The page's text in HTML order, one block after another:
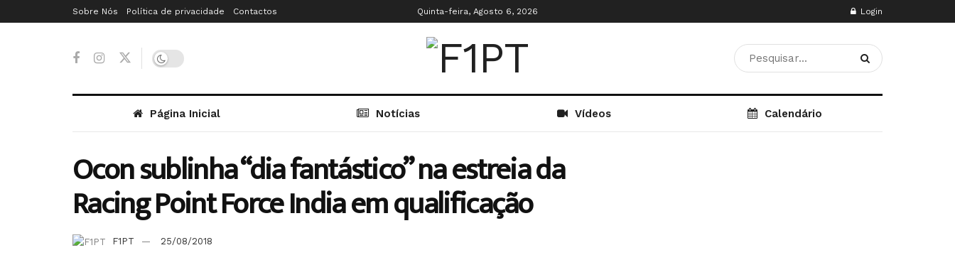
Sobre Nós Política de privacidade Contactos Quinta-feira, Agosto 6, 2026 Login
Página Inicial Notícias Vídeos Calendário
Ocon sublinha “dia fantástico” na estreia da
Racing Point Force India em qualificação
F1PT 25/08/2018